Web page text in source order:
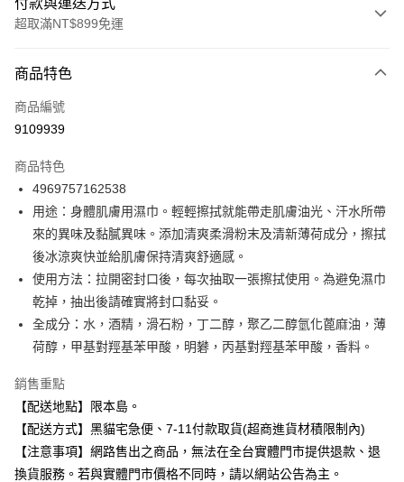
付款與運送方式
超取滿NT$899免運
信用卡一次付款
信用卡分期付款
合作金庫商業銀行
華南商業銀行
上海商業儲蓄銀行
台北富邦商業銀行
國泰世華商業銀行
兆豐國際商業銀行
臺灣中小企業銀行
台中商業銀行
匯豐（台灣）商業銀行
華泰商業銀行
聯邦商業銀行
遠東國際商業銀行
元大商業銀行
玉山商業銀行
星展（台灣）商業銀行
台新國際商業銀行
中國信託商業銀行
LINE Pay
Apple Pay
街口支付
Google Pay
全盈+PAY
大哥付你分期
相關說明
【大哥付你分期使用說明】
1.本服務由台灣大哥大提供，台灣大哥大用戶可立即使用無須另外申請。
ATM付款
商品特色
商品編號
9109939
商品特色
4969757162538
用途：身體肌膚用濕巾。輕輕擦拭就能帶走肌膚油光、汗水所帶
來的異味及黏膩異味。添加清爽柔滑粉末及清新薄荷成分，擦拭
後冰涼爽快並給肌膚保持清爽舒適感。
使用方法：拉開密封口後，每次抽取一張擦拭使用。為避免濕巾
乾掉，抽出後請確實將封口黏妥。
全成分：水，酒精，滑石粉，丁二醇，聚乙二醇氫化蓖麻油，薄
荷醇，甲基對羥基苯甲酸，明礬，丙基對羥基苯甲酸，香料。
銷售重點
【配送地點】限本島。
【配送方式】黑貓宅急便、7-11付款取貨(超商進貨材積限制內)
【注意事項】網路售出之商品，無法在全台實體門市提供退款、退
換貨服務。若與實體門市價格不同時，請以網站公告為主。